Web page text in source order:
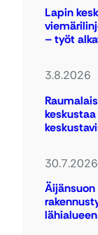
Lapin
– työt
3.8.2026
30.7.2026